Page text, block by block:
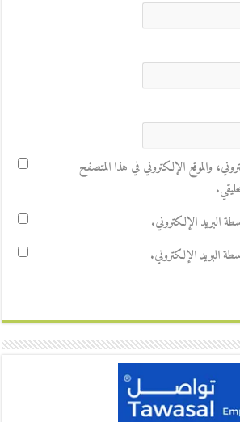
والموقع الإلكتروني في هذا المتصفح
البريد الإلكتروني.
البريد الإلكتروني.